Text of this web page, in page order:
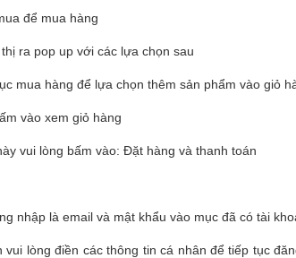
để mua hàng
ra pop up với các lựa chọn sau
mua hàng để lựa chọn thêm sản phẩm vào giỏ
vào xem giỏ hàng
vui lòng bấm vào: Đặt hàng và thanh toán
nhập là email và mật khẩu vào mục đã có tài
lòng điền các thông tin cá nhân để tiếp tục